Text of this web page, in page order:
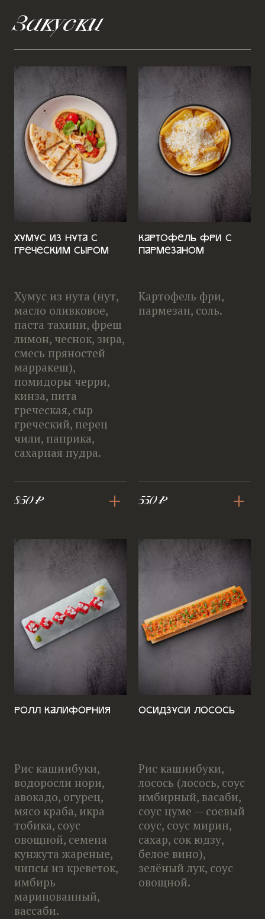
Закуски
Хумус из нута с
греческим сыром
Хумус из нута (нут,
масло оливковое,
паста тахини, фреш
лимон, чеснок, зира,
смесь пряностей
марракеш),
помидоры черри,
кинза, пита
греческая, сыр
греческий, перец
чили, паприка,
сахарная пудра.
850 ₽ +
Картофель фри с
пармезаном
Картофель фри,
пармезан, соль.
550 ₽ +
Ролл Калифорния
Рис кашиибуки,
водоросли нори,
авокадо, огурец,
мясо краба, икра
тобика, соус
овощной, семена
кунжута жареные,
чипсы из креветок,
имбирь
маринованный,
вассаби.
Осидзуси Лосось
Рис кашиибуки,
лосось (лосось, соус
имбирный, васаби,
соус цуме — соевый
соус, соус мирин,
сахар, сок юдзу,
белое вино),
зелёный лук, соус
овощной.